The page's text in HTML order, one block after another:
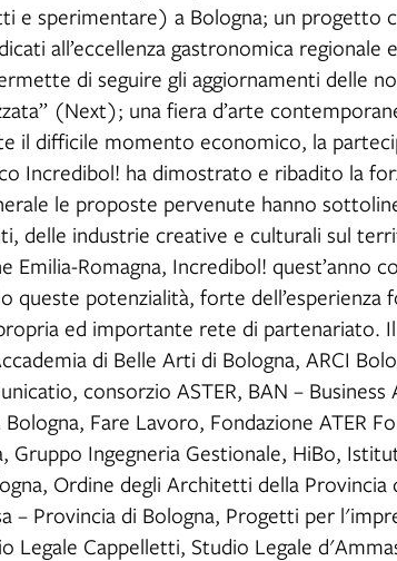
e sperimentare) a Bologna; un progetto
all’eccellenza gastronomica regionale
di seguire gli aggiornamenti delle
(Next); una fiera d’arte
il difficile momento economico, la
Incredibol! ha dimostrato e ribadito la
le proposte pervenute hanno
delle industrie creative e culturali sul
Emilia-Romagna, Incredibol! quest’anno
queste potenzialità, forte dell’esperienza
ed importante rete di partenariato.
di Belle Arti di Bologna, ARCI
consorzio ASTER, BAN – Business
Fare Lavoro, Fondazione ATER
Gruppo Ingegneria Gestionale, HiBo,
Ordine degli Architetti della Provincia
– Provincia di Bologna, Progetti per
Legale Cappelletti, Studio Legale